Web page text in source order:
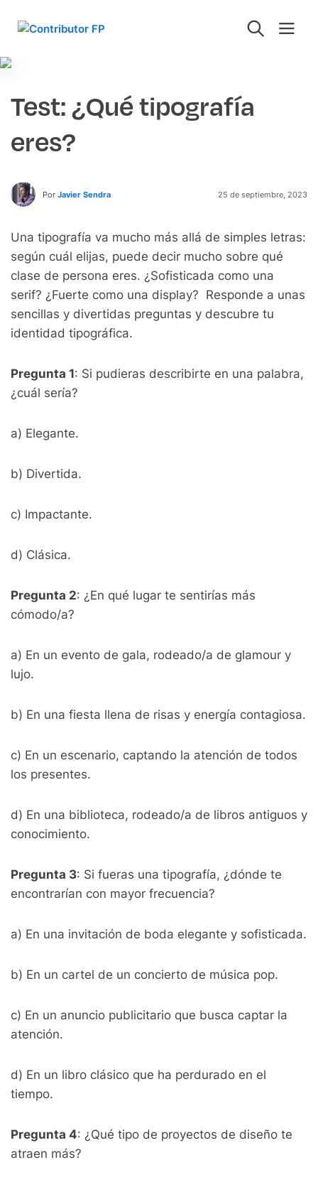
Test: ¿Qué tipografía
eres?
Por Javier Sendra 25 de septiembre, 2023
Una tipografía va mucho más allá de simples letras:
según cuál elijas, puede decir mucho sobre qué
clase de persona eres. ¿Sofisticada como una
serif? ¿Fuerte como una display? Responde a unas
sencillas y divertidas preguntas y descubre tu
identidad tipográfica.
Pregunta 1: Si pudieras describirte en una palabra,
¿cuál sería?
a) Elegante.
b) Divertida.
c) Impactante.
d) Clásica.
Pregunta 2: ¿En qué lugar te sentirías más
cómodo/a?
a) En un evento de gala, rodeado/a de glamour y
lujo.
b) En una fiesta llena de risas y energía contagiosa.
c) En un escenario, captando la atención de todos
los presentes.
d) En una biblioteca, rodeado/a de libros antiguos y
conocimiento.
Pregunta 3: Si fueras una tipografía, ¿dónde te
encontrarían con mayor frecuencia?
a) En una invitación de boda elegante y sofisticada.
b) En un cartel de un concierto de música pop.
c) En un anuncio publicitario que busca captar la
atención.
d) En un libro clásico que ha perdurado en el
tiempo.
Pregunta 4: ¿Qué tipo de proyectos de diseño te
atraen más?